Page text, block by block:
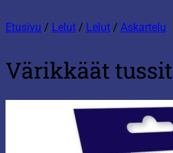
Etusivu / Lelut / Lelut / Askartelu
Värikkäät tussit